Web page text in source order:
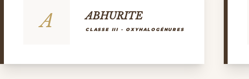
A ABHURITE
CLASSE III - OXYHALOGÉNURES